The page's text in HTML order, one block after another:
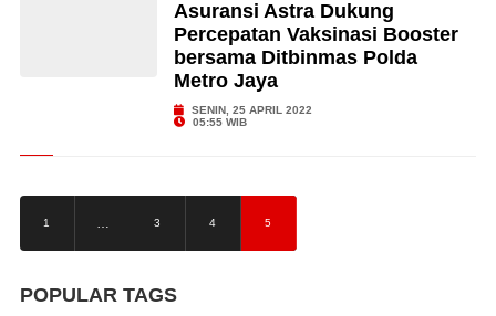
Asuransi Astra Dukung
Percepatan Vaksinasi Booster
bersama Ditbinmas Polda
Metro Jaya
SENIN, 25 APRIL 2022
05:55 WIB
1 3 4 5
POPULAR TAGS